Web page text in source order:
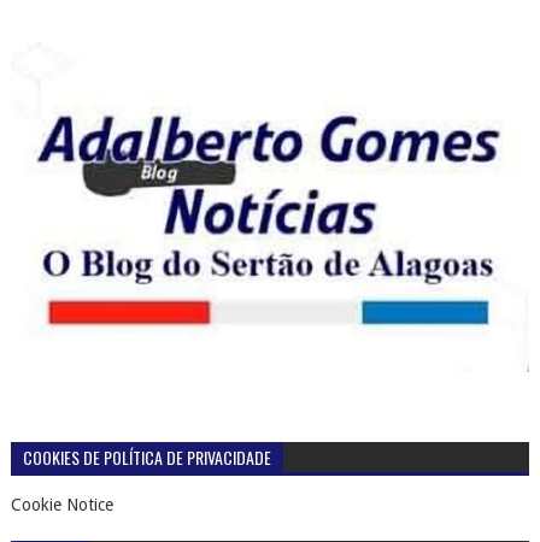
COOKIES DE POLÍTICA DE PRIVACIDADE
Cookie Notice